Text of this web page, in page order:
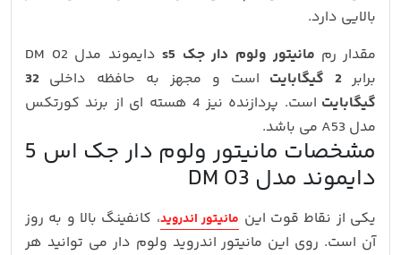
بالایی دارد.
مقدار رم مانیتور ولوم دار جک s5
دایموند مدل DM 02
برابر 2 گیگابایت است و مجهز به حافظه داخلی 32
گیگابایت
است. پردازنده نیز 4 هسته ای از برند کورتکس
مدل A53 می باشد.
مشخصات مانیتور ولوم دار جک اس 5
دایموند مدل DM 03
یکی از نقاط قوت این مانیتور اندروید، کانفینگ بالا و به روز
آن است. روی این مانیتور اندروید ولوم دار می توانید هر